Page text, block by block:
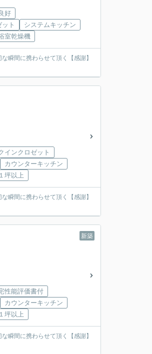
好
ト
システムキッチン
室乾燥機
瞬間に携わらせて頂く【感謝】
インクロゼット
カウンターキッチン
坪以上
瞬間に携わらせて頂く【感謝】
新築
性能評価書付
カウンターキッチン
坪以上
瞬間に携わらせて頂く【感謝】